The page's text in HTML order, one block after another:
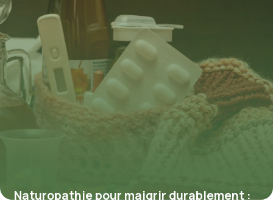
Naturopathie pour maigrir durablement :